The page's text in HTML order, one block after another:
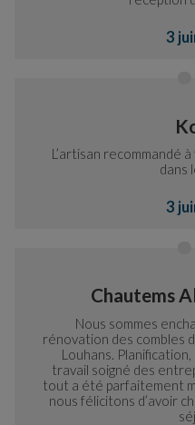
3
L’artisan recommandé
dans
3
Chautems
Nous sommes
rénovation des combles
Louhans.
travail soigné des
tout a été parfaitement
nous félicitons d’avoir